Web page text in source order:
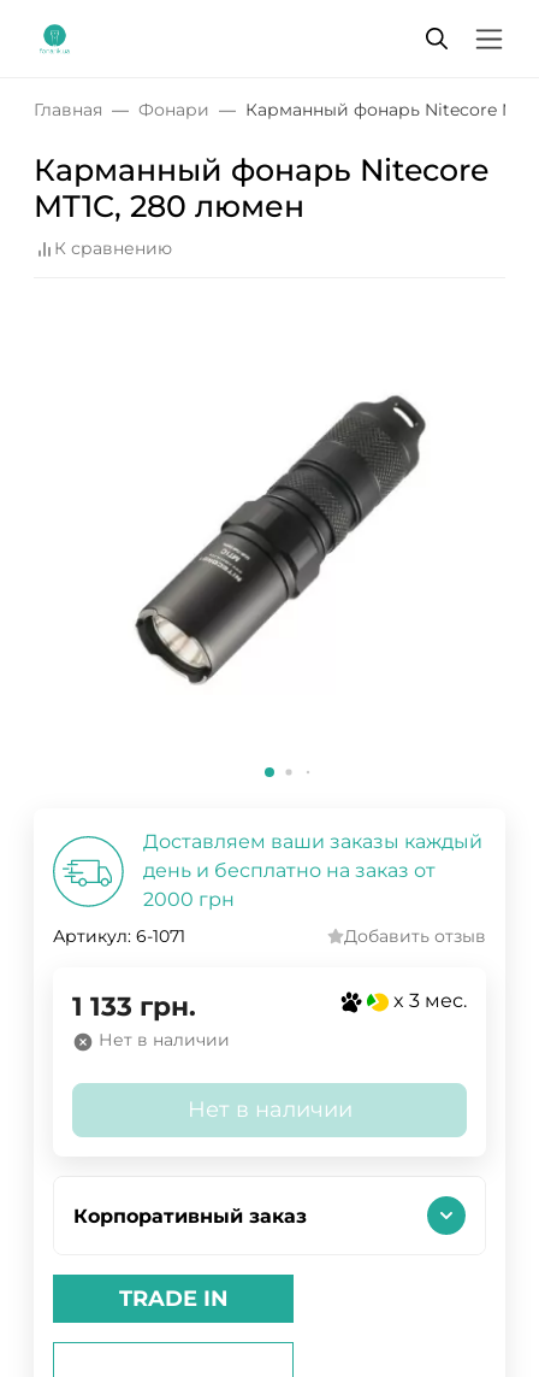
Главная Фонари Карманный фонарь Nitecore
Карманный фонарь Nitecore
MT1C, 280 люмен
К сравнению
Доставляем ваши заказы каждый
день и бесплатно на заказ от
2000 грн
Артикул: 6-1071 Добавить отзыв
1 133 грн. x 3 мес.
Нет в наличии
Нет в наличии
Корпоративный заказ
TRADE IN